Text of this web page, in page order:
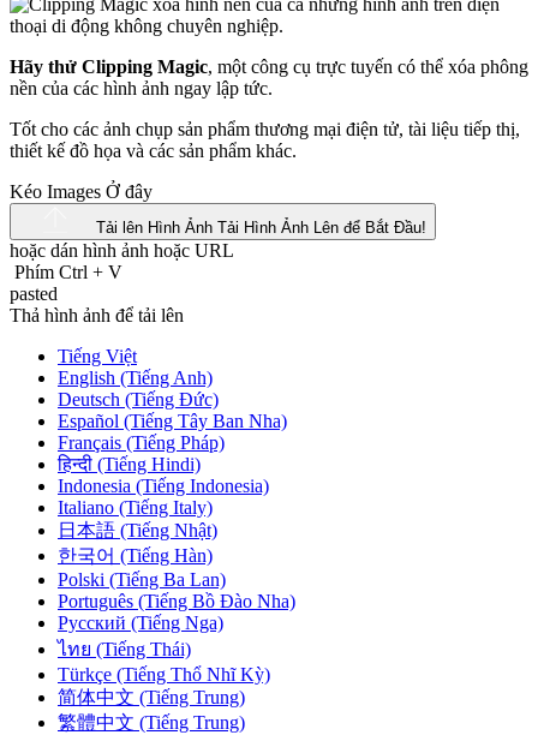
Hãy thử Clipping Magic, một công cụ trực tuyến có thể xóa phông
nền của các hình ảnh ngay lập tức.
Tốt cho các ảnh chụp sản phẩm thương mại điện tử, tài liệu tiếp thị,
thiết kế đồ họa và các sản phẩm khác.
Kéo Images Ở đây
Tải lên Hình Ảnh Tải Hình Ảnh Lên để Bắt Đầu!
hoặc dán hình ảnh hoặc URL
Phím Ctrl + V
pasted
Thả hình ảnh để tải lên
Tiếng Việt
English (Tiếng Anh)
Deutsch (Tiếng Đức)
Español (Tiếng Tây Ban Nha)
Français (Tiếng Pháp)
हिन्दी (Tiếng Hindi)
Indonesia (Tiếng Indonesia)
Italiano (Tiếng Italy)
日本語 (Tiếng Nhật)
한국어 (Tiếng Hàn)
Polski (Tiếng Ba Lan)
Português (Tiếng Bồ Đào Nha)
Русский (Tiếng Nga)
ไทย (Tiếng Thái)
Türkçe (Tiếng Thổ Nhĩ Kỳ)
简体中文 (Tiếng Trung)
繁體中文 (Tiếng Trung)